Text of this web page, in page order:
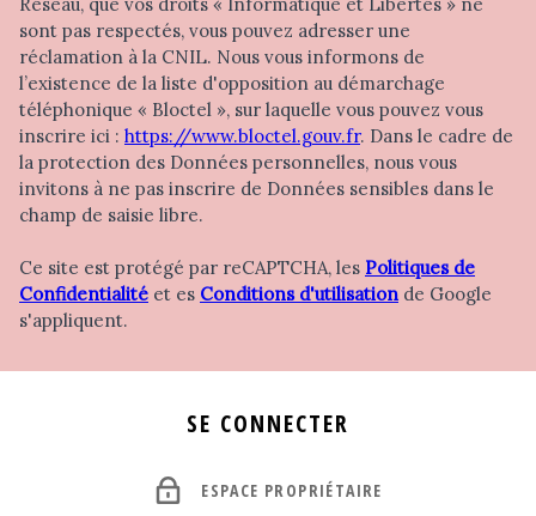
Réseau, que vos droits « Informatique et Libertés » ne
sont pas respectés, vous pouvez adresser une
réclamation à la CNIL. Nous vous informons de
l’existence de la liste d'opposition au démarchage
téléphonique « Bloctel », sur laquelle vous pouvez vous
inscrire ici : https://www.bloctel.gouv.fr. Dans le cadre de
la protection des Données personnelles, nous vous
invitons à ne pas inscrire de Données sensibles dans le
champ de saisie libre.
Ce site est protégé par reCAPTCHA, les Politiques de
Confidentialité et es Conditions d'utilisation de Google
s'appliquent.
SE CONNECTER
ESPACE PROPRIÉTAIRE